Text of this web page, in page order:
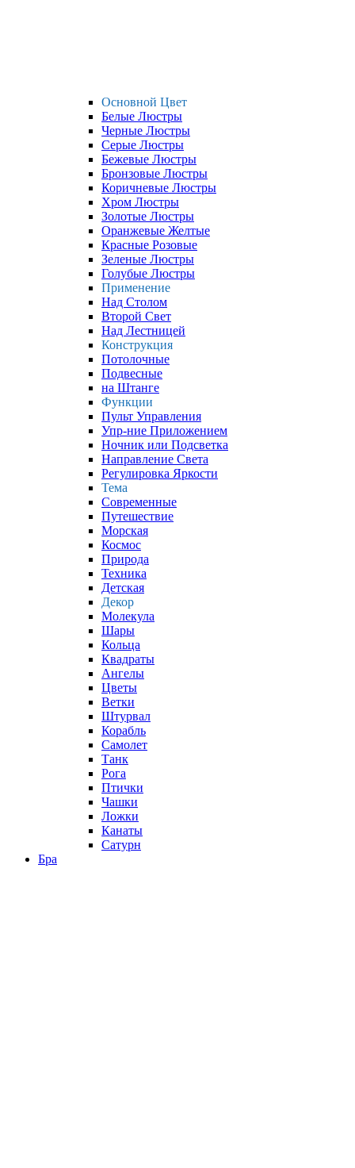
Основной Цвет
Белые Люстры
Черные Люстры
Серые Люстры
Бежевые Люстры
Бронзовые Люстры
Коричневые Люстры
Хром Люстры
Золотые Люстры
Оранжевые Желтые
Красные Розовые
Зеленые Люстры
Голубые Люстры
Применение
Над Столом
Второй Свет
Над Лестницей
Конструкция
Потолочные
Подвесные
на Штанге
Функции
Пульт Управления
Упр-ние Приложением
Ночник или Подсветка
Направление Света
Регулировка Яркости
Тема
Современные
Путешествие
Морская
Космос
Природа
Техника
Детская
Декор
Молекула
Шары
Кольца
Квадраты
Ангелы
Цветы
Ветки
Штурвал
Корабль
Самолет
Танк
Рога
Птички
Чашки
Ложки
Канаты
Сатурн
Бра